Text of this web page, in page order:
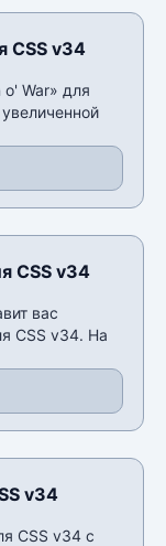
CSS v34
War» для
CSS v34
вас
CSS v34. На
v34
CSS v34 с